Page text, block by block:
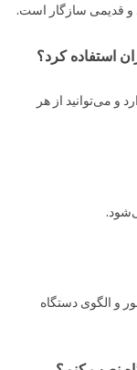
و قدیمی سازگار است.
استفاده کرد؟
و می‌توانید از هر
و الگوی دستگاه